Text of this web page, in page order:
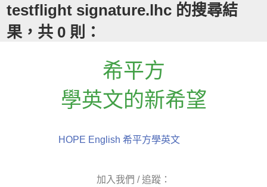
testflight signature.lhc 的搜尋結
果，共 0 則：
希平方
學英文的新希望
HOPE English 希平方學英文
加入我們 / 追蹤：